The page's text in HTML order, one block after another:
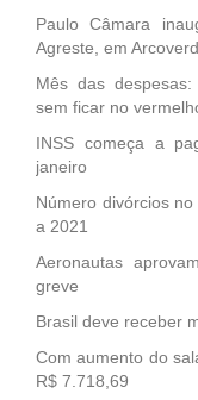
Paulo Câmara
Agreste, em
Mês das
sem ficar no
INSS começa a
janeiro
Número divórcios
a 2021
Aeronautas
greve
Brasil deve receber
Com aumento do
R$ 7.718,69